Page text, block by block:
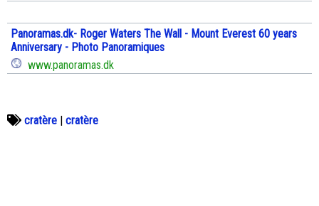
Panoramas.dk- Roger Waters The Wall - Mount Everest 60 years
Anniversary - Photo Panoramiques
www.panoramas.dk
cratère | cratère